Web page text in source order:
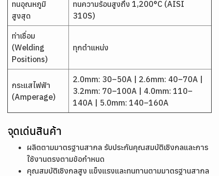
ทนอุณหภูมิ
สูงสุด
ทนความร้อนสูงถึง 1,200°C (AISI
310S)
ท่าเชื่อม
(Welding
Positions)
ทุกตำแหน่ง
กระแสไฟฟ้า
(Amperage)
2.0mm: 30–50A | 2.6mm: 40–70A |
3.2mm: 70–100A | 4.0mm: 110–
140A | 5.0mm: 140–160A
จุดเด่นสินค้า
ผลิตตามมาตรฐานสากล รับประกันคุณสมบัติเชิงกลและการ
ใช้งานตรงตามข้อกำหนด
คุณสมบัติเชิงกลสูง แข็งแรงและทนทานตามมาตรฐานสากล